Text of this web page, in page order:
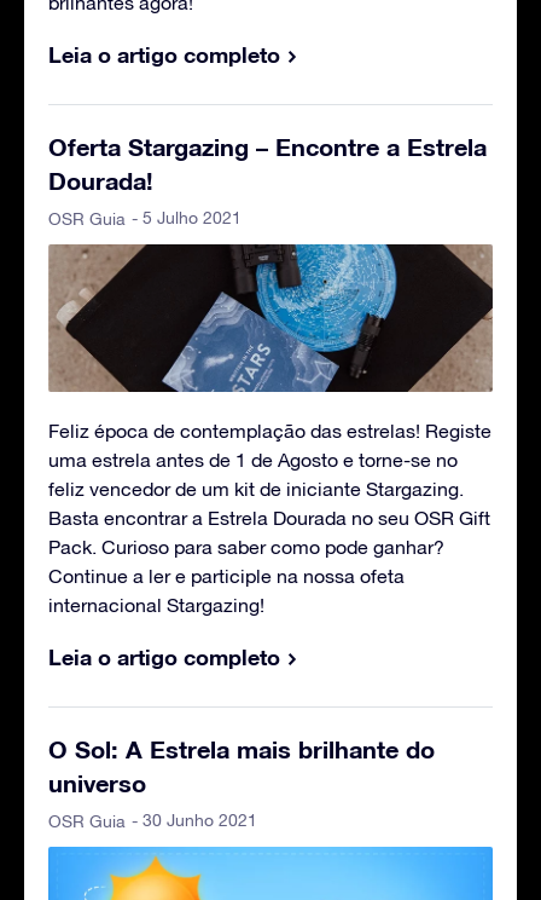
Leia o artigo completo
Oferta Stargazing – Encontre a Estrela
Dourada!
OSR Guia - 5 Julho 2021
Feliz época de contemplação das estrelas! Registe
uma estrela antes de 1 de Agosto e torne-se no
feliz vencedor de um kit de iniciante Stargazing.
Basta encontrar a Estrela Dourada no seu OSR Gift
Pack. Curioso para saber como pode ganhar?
Continue a ler e participle na nossa ofeta
internacional Stargazing!
Leia o artigo completo
O Sol: A Estrela mais brilhante do
universo
OSR Guia - 30 Junho 2021